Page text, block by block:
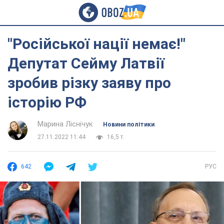
"Російської нації немає!"
Депутат Сейму Латвії
зробив різку заяву про
історію РФ
Марина Ліснічук
Новини політики
27.11.2022 11:44
16,5 т.
642 РУС